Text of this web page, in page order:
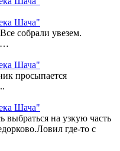
Шача"
собрали увезем.
Шача"
просыпается
Шача"
выбраться на узкую часть
где-то с